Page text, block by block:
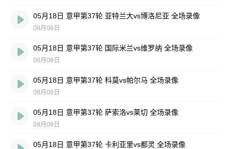
05月18日 意甲第37轮 亚特兰大vs博洛尼亚 全场录像
08月08日
05月18日 意甲第37轮 国际米兰vs维罗纳 全场录像
08月08日
05月18日 意甲第37轮 科莫vs帕尔马 全场录像
08月08日
05月18日 意甲第37轮 萨索洛vs莱切 全场录像
08月08日
05月18日 意甲第37轮 卡利亚里vs都灵 全场录像